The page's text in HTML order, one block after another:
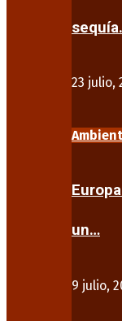
23 julio,
un…
9 julio,